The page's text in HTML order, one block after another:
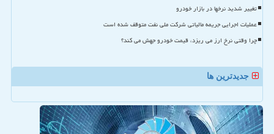
تغییر شدید نرخها در بازار خودرو
عملیات اجرایی جریمه مالیاتی شرکت ملی نفت متوقف شده است
چرا وقتی نرخ ارز می ریزد، قیمت خودرو جهش می کند؟
جدیدترین ها